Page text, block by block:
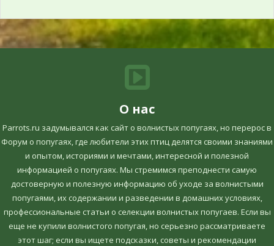
О нас
Parrots.ru задумывался как сайт о волнистых попугаях, но перерос в
Форум о попугаях, где любители этих птиц делятся своими знаниями
и опытом, историями и мечтами, интересной и полезной
информацией о попугаях. Мы стремимся преподнести самую
достоверную и полезную информацию об уходе за волнистыми
попугаями, их содержании и разведении в домашних условиях,
профессиональные статьи о селекции волнистых попугаев. Если вы
еще не купили волнистого попугая, но серьезно рассматриваете
этот шаг; если вы ищете подсказки, советы и рекомендации